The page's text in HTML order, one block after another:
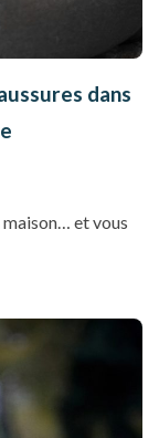
dans
et vous